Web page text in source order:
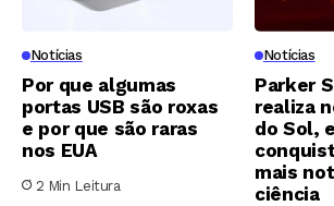
Notícias
Por que algumas
portas USB são roxas
e por que são raras
nos EUA
2 Min Leitura
Notícias
Parker
realiza
do Sol,
mais
ciência